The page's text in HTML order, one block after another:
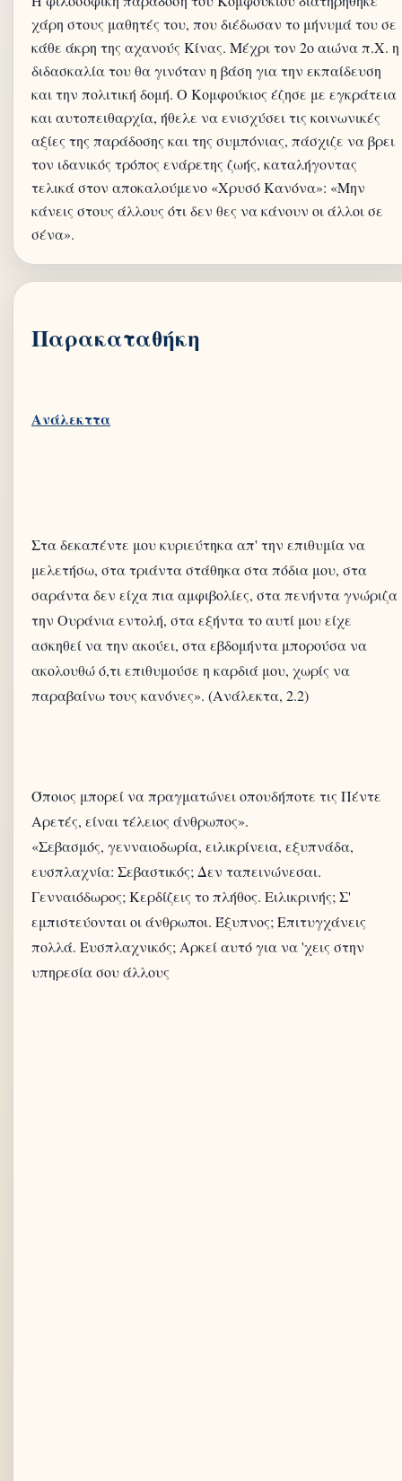
χάρη στους μαθητές του, που διέδωσαν το μήνυμά του σε
κάθε άκρη της αχανούς Κίνας. Μέχρι τον 2ο αιώνα π.Χ. η
διδασκαλία του θα γινόταν η βάση για την εκπαίδευση
και την πολιτική δομή. Ο Κομφούκιος έζησε με εγκράτεια
και αυτοπειθαρχία, ήθελε να ενισχύσει τις κοινωνικές
αξίες της παράδοσης και της συμπόνιας, πάσχιζε να βρει
τον ιδανικός τρόπος ενάρετης ζωής, καταλήγοντας
τελικά στον αποκαλούμενο «Χρυσό Κανόνα»: «Μην
κάνεις στους άλλους ότι δεν θες να κάνουν οι άλλοι σε
Παρακαταθήκη
Στα δεκαπέντε μου κυριεύτηκα απ' την επιθυμία να
μελετήσω, στα τριάντα στάθηκα στα πόδια μου, στα
σαράντα δεν είχα πια αμφιβολίες, στα πενήντα γνώριζα
την Ουράνια εντολή, στα εξήντα το αυτί μου είχε
ασκηθεί να την ακούει, στα εβδομήντα μπορούσα να
ακολουθώ ό,τι επιθυμούσε η καρδιά μου, χωρίς να
παραβαίνω τους κανόνες». (Ανάλεκτα, 2.2)
Όποιος μπορεί να πραγματώνει οπουδήποτε τις Πέντε
Αρετές, είναι τέλειος άνθρωπος».
«Σεβασμός, γενναιοδωρία, ειλικρίνεια, εξυπνάδα,
ευσπλαχνία: Σεβαστικός; Δεν ταπεινώνεσαι.
Γενναιόδωρος; Κερδίζεις το πλήθος. Ειλικρινής; Σ'
εμπιστεύονται οι άνθρωποι. Έξυπνος; Επιτυγχάνεις
πολλά. Ευσπλαχνικός; Αρκεί αυτό για να 'χεις στην
υπηρεσία σου άλλους